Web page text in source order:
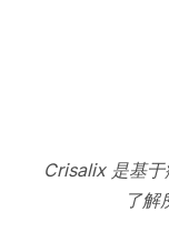
Crisalix 是基于
了解